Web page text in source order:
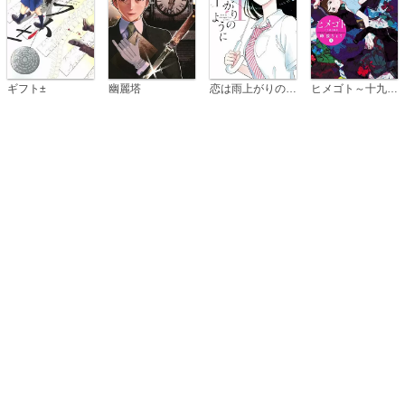
ギフト± 幽麗塔 恋は雨上がりのように ヒメゴト～十九歳の制服～